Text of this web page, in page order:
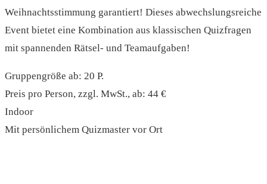
Weihnachtsstimmung garantiert! Dieses abwechslungsreiche
Event bietet eine Kombination aus klassischen Quizfragen
mit spannenden Rätsel- und Teamaufgaben!
Gruppengröße ab: 20 P.
Preis pro Person, zzgl. MwSt., ab: 44 €
Indoor
Mit persönlichem Quizmaster vor Ort